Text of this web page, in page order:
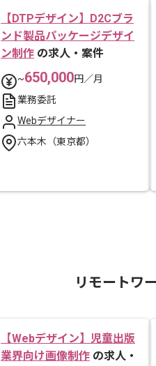
【DTPデザイン】D2Cブラ
ンド製品パッケージデザイ
ン制作 の求人・案件
~650,000円／月
業務委託
Webデザイナー
六本木（東京都）
リモートワ
【Webデザイン】児童出版
業界向け画像制作 の求人・